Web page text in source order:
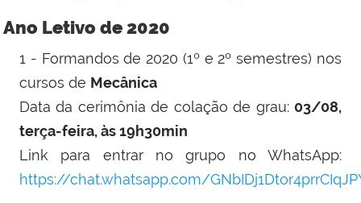
Ano Letivo de 2020
1 - Formandos de 2020 (1º e 2º semestres) nos
cursos de Mecânica
Data da cerimônia de colação de grau: 03/08,
terça-feira, às 19h30min
Link para entrar no grupo no WhatsApp:
https://chat.whatsapp.com/